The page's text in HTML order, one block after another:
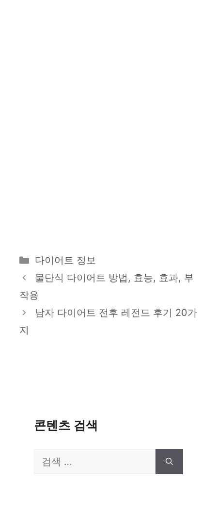
카
테
리
다이어트 정보
물단식 다이어트 방법, 효능, 효과, 부
작용
남자 다이어트 전후 레전드 후기 20가
지
콘텐츠 검색
검